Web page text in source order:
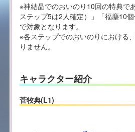
※神結晶でのおいのり10回の特典で
ステップ5は2人確定）」「福塵10
で対象となります。
※各ステップでのおいのりにおける
りません。
キャラクター紹介
菅牧典(L1)